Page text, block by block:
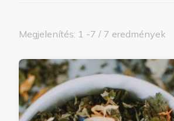
Megjelenítés: 1 -7 / 7 eredmények